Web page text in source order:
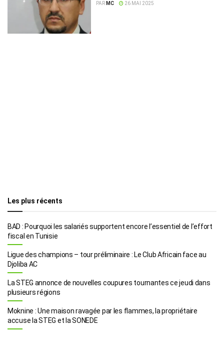
PAR MC 26 MAI 2025
Les plus récents
BAD : Pourquoi les salariés supportent encore l’essentiel de l’effort
fiscal en Tunisie
Ligue des champions – tour préliminaire : Le Club Africain face au
Djoliba AC
La STEG annonce de nouvelles coupures tournantes ce jeudi dans
plusieurs régions
Moknine : Une maison ravagée par les flammes, la propriétaire
accuse la STEG et la SONEDE